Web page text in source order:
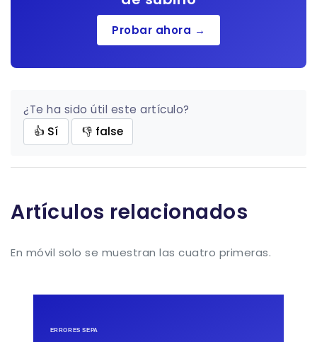
Probar ahora →
¿Te ha sido útil este artículo?
👍 Sí
👎 false
Artículos relacionados
En móvil solo se muestran las cuatro primeras.